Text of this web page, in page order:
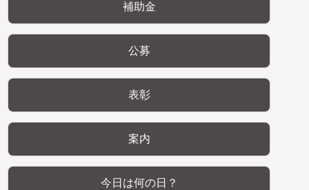
補助金
公募
表彰
案内
今日は何の日？